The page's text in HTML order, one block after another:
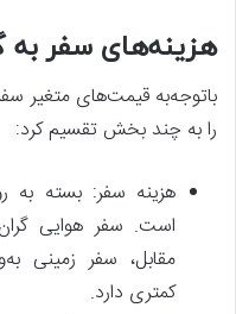
هزینه‌های سفر به
باتوجه‌به قیمت‌های متغیر
را به چند بخش تقسیم کرد:
هزینه سفر: بسته به
است. سفر هوایی
مقابل، سفر زمینی
کمتری دارد.